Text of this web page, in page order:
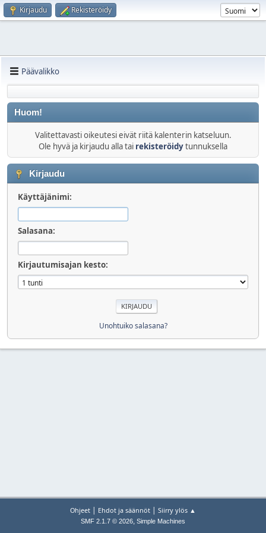
Kirjaudu Rekisteröidy
Päävalikko
Huom!
Valitettavasti oikeutesi eivät riitä kalenterin katseluun.
Ole hyvä ja kirjaudu alla tai rekisteröidytunnuksella
Kirjaudu
Käyttäjänimi:
Salasana:
Kirjautumisajan kesto:
Unohtuiko salasana?
Ohjeet | Ehdot ja säännöt | Siirry ylös ▲
SMF 2.1.7 © 2026, Simple Machines